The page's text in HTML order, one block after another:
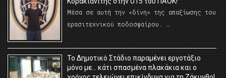
Μέσα σε αυτή την «δίνη» της απαξίωσης του
ερασιτεχνικού ποδοσφαίρου. …
Το Δημοτικό Στάδιο παραμένει εργοτάξιο
μόνο με… κάτι σπασμένα πλακάκια και ο